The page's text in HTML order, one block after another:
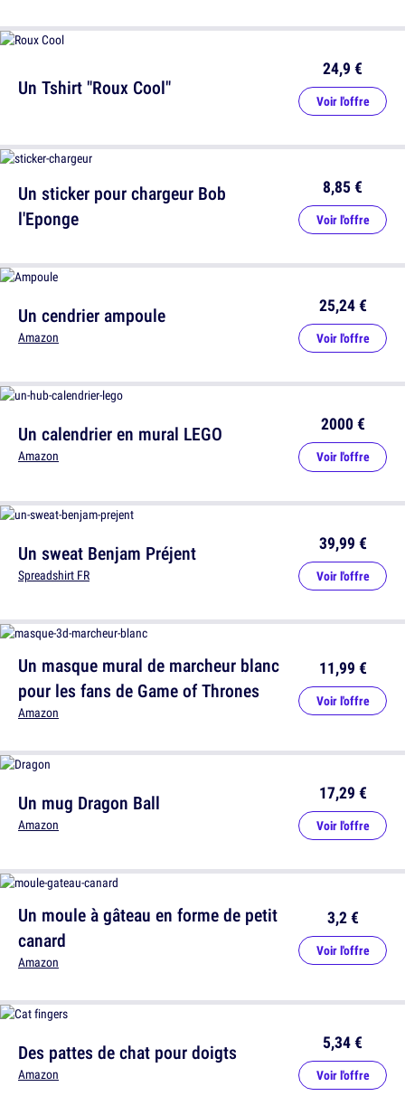
Un Tshirt "Roux Cool"
24,9 €
Voir l'offre
Un cendrier ampoule
Amazon
25,24 €
Voir l'offre
Un calendrier en mural LEGO
Amazon
2000 €
Voir l'offre
Un masque mural de marcheur blanc
pour les fans de Game of Thrones
Amazon
11,99 €
Voir l'offre
Des pattes de chat pour doigts
Amazon
5,34 €
Voir l'offre
Un sticker pour chargeur Bob
l'Eponge
8,85 €
Voir l'offre
Un sweat Benjam Préjent
Spreadshirt FR
39,99 €
Voir l'offre
Un mug Dragon Ball
Amazon
17,29 €
Voir l'offre
Un moule à gâteau en forme de petit
canard
Amazon
3,2 €
Voir l'offre